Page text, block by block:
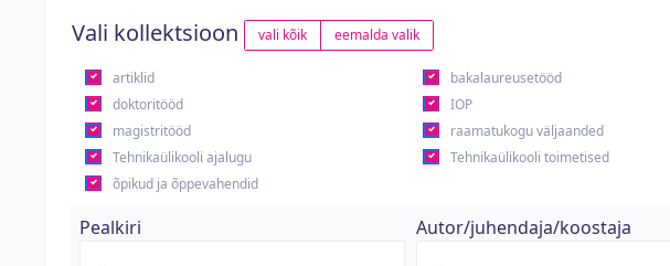
Vali kollektsioon vali kõik eemalda valik
artiklid bakalaureusetööd
doktoritööd
IOP
magistritööd
raamatukogu väljaanded
Tehnikaülikooli ajalugu
Tehnikaülikooli toimetised
õpikud ja õppevahendid
Pealkiri Autor/juhendaja/koostaja